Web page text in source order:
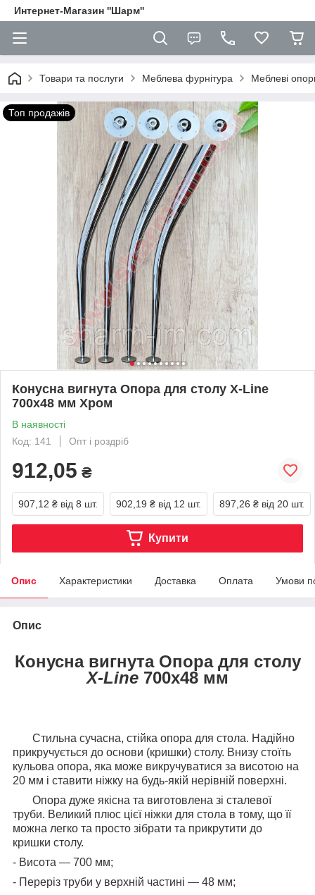
Интернет-Магазин ''Шарм''
Товари та послуги Меблева фурнітура Меблеві
Топ продажів
Конусна вигнута Опора для столу X-Line
700х48 мм Хром
В наявності
Код: 141
Опт і роздріб
912,05 ₴
907,12 ₴ від 8 шт. 902,19 ₴ від 12 шт. 897,26 ₴ від 20 шт.
Купити
Опис Характеристики Доставка Оплата Умови
Опис
Конусна вигнута Опора для столу
X-Line 700х48 мм
Стильна сучасна, стійка опора для стола. Надійно
прикручується до основи (кришки) столу. Внизу стоїть
кульова опора, яка може викручуватися за висотою на
20 мм і ставити ніжку на будь-якій нерівній поверхні.
Опора дуже якісна та виготовлена зі сталевої
труби. Великий плюс цієї ніжки для стола в тому, що її
можна легко та просто зібрати та прикрутити до
кришки столу.
- Висота — 700 мм;
- Переріз труби у верхній частині — 48 мм;